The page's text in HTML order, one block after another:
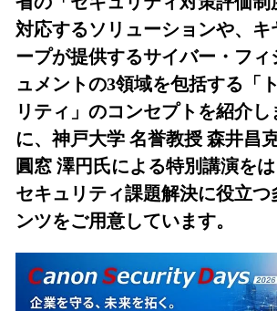
対応するソリューションや、
ープが提供するサイバー・フィ
ュメントの3領域を包括する「
リティ」のコンセプトを紹介し
に、神戸大学 名誉教授 森井昌
圓窓 澤円氏による特別講演を
セキュリティ課題解決に役立つ
ンツをご用意しています。